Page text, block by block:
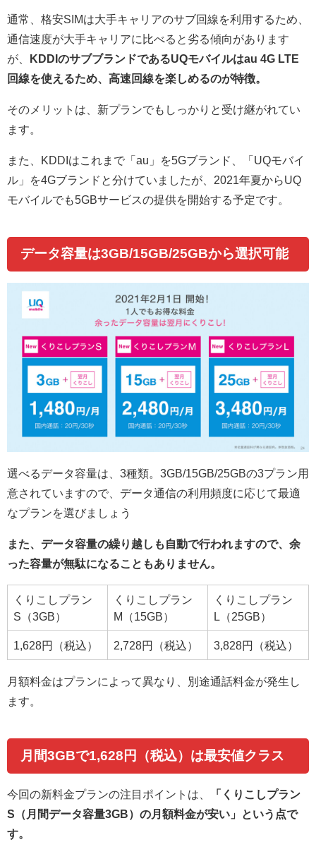
通常、格安SIMは大手キャリアのサブ回線を利用するため、
通信速度が大手キャリアに比べると劣る傾向があります
が、
KDDIのサブブランドであるUQモバイルはau 4G LTE
回線を使えるため、高速回線を楽しめるのが特徴。
そのメリットは、新プランでもしっかりと受け継がれてい
ます。
また、KDDIはこれまで「au」を5Gブランド、「UQモバイ
ル」を4Gブランドと分けていましたが、2021年夏からUQ
モバイルでも5GBサービスの提供を開始する予定です。
データ容量は3GB/15GB/25GBから選択可能
選べるデータ容量は、3種類。3GB/15GB/25GBの3プラン用
意されていますので、データ通信の利用頻度に応じて最適
なプランを選びましょう
また、データ容量の繰り越しも自動で行われますので、余
った容量が無駄になることもありません。
くりこしプラン
S（3GB）
くりこしプラン
M（15GB）
くりこしプラン
L（25GB）
1,628円（税込） 2,728円（税込） 3,828円（税込）
月額料金はプランによって異なり、別途通話料金が発生し
ます。
月間3GBで1,628円（税込）は最安値クラス
今回の新料金プランの注目ポイントは、
「くりこしプラン
S（月間データ容量3GB）の月額料金が安い」という点で
す。